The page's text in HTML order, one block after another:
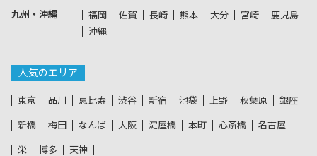
九州・沖縄 福岡 佐賀 長崎 熊本 大分 宮崎
鹿児島
沖縄
人気のエリア
東京 品川 恵比寿 渋谷 新宿 池袋 上野 秋葉原 銀座
新橋 梅田 なんば 大阪 淀屋橋 本町 心斎橋 名古屋
栄 博多 天神